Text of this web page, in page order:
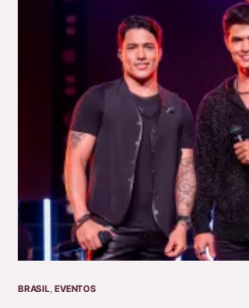
BRASIL EVENTOS